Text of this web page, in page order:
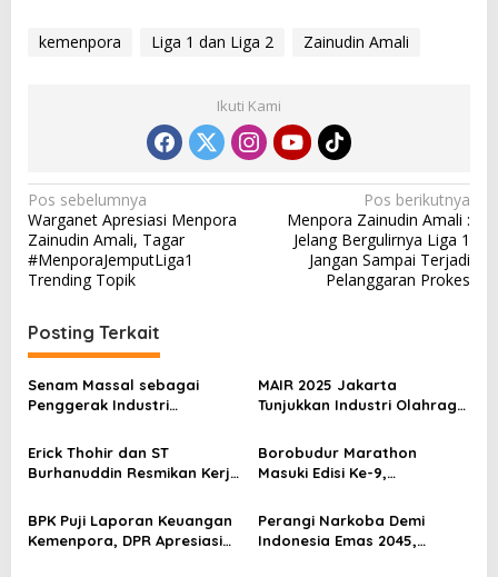
kemenpora Liga 1 dan Liga 2 Zainudin Amali
Ikuti Kami
N
a
v
i
g
a
s
i
p
o
s
Pos sebelumnya
Warganet Apresiasi Menpora
Zainudin Amali, Tagar
#MenporaJemputLiga1
Trending Topik
Pos berikutnya
Menpora Zainudin Amali :
Jelang Bergulirnya Liga 1
Jangan Sampai Terjadi
Pelanggaran Prokes
Posting Terkait
Senam Massal sebagai
Penggerak Industri
2025 untuk Ekonomi
Nasional
MAIR 2025 Jakarta
Tunjukkan Industri Olahraga
Erick Thohir dan ST
Burhanuddin Resmikan Kerja
Program Pemuda dan
Olahraga
Borobudur Marathon
Masuki Edisi Ke-9,
Kolaborasi
BPK Puji Laporan Keuangan
Kemenpora, DPR Apresiasi
Perangi Narkoba Demi
Indonesia Emas 2045,